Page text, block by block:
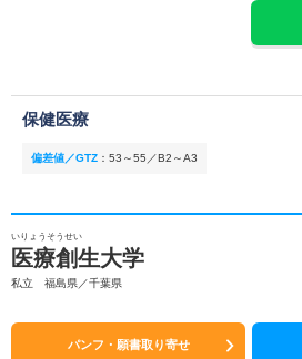
保健医療
偏差値／GTZ ： 53～55／B2～A3
いりょうそうせい
医療創生大学
私立 福島県／千葉県
パンフ・願書取り寄せ